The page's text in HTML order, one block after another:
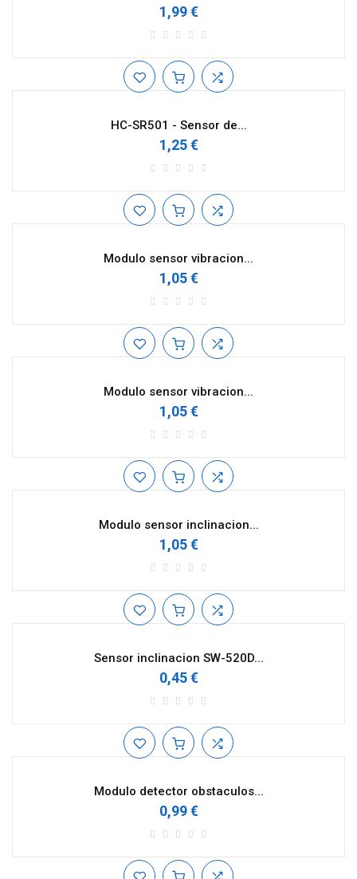
1,99 €
HC-SR501 - Sensor de...
1,25 €
Modulo sensor vibracion...
1,05 €
Modulo sensor vibracion...
1,05 €
Modulo sensor inclinacion...
1,05 €
Sensor inclinacion SW-520D...
0,45 €
Modulo detector obstaculos...
0,99 €